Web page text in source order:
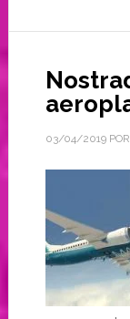
03/04/2019POR